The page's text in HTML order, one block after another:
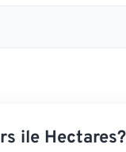
ile Hectares?